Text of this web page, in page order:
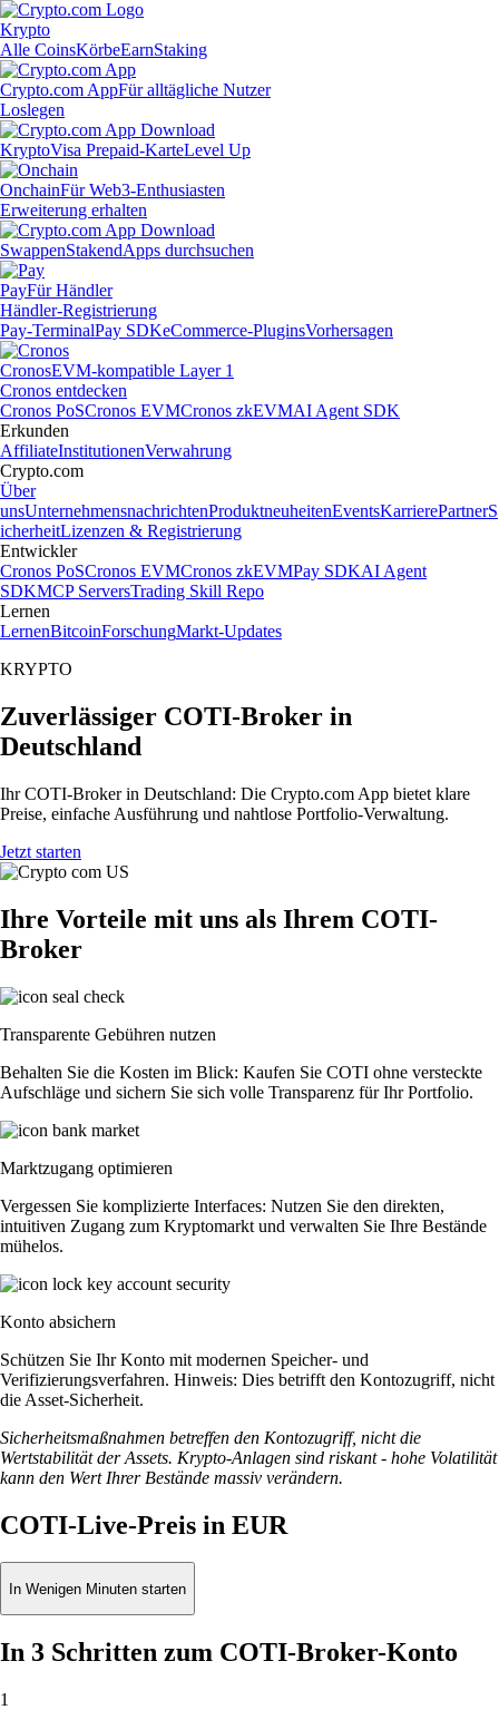
Krypto
Alle CoinsKörbeEarnStaking
Crypto.com AppFür alltägliche Nutzer
Loslegen
KryptoVisa Prepaid-KarteLevel Up
OnchainFür Web3-Enthusiasten
Erweiterung erhalten
SwappenStakendApps durchsuchen
PayFür Händler
Händler-Registrierung
Pay-TerminalPay SDKeCommerce-PluginsVorhersagen
CronosEVM-kompatible Layer 1
Cronos entdecken
Cronos PoSCronos EVMCronos zkEVMAI Agent SDK
Erkunden
AffiliateInstitutionenVerwahrung
Crypto.com
Über
unsUnternehmensnachrichtenProduktneuheitenEventsKarrierePartnerS
icherheitLizenzen & Registrierung
Entwickler
Cronos PoSCronos EVMCronos zkEVMPay SDKAI Agent
SDKMCP ServersTrading Skill Repo
Lernen
LernenBitcoinForschungMarkt-Updates
KRYPTO
Zuverlässiger COTI-Broker in
Deutschland
Ihr COTI-Broker in Deutschland: Die Crypto.com App bietet klare
Preise, einfache Ausführung und nahtlose Portfolio-Verwaltung.
Jetzt starten
Ihre Vorteile mit uns als Ihrem COTI-
Broker
Transparente Gebühren nutzen
Behalten Sie die Kosten im Blick: Kaufen Sie COTI ohne versteckte
Aufschläge und sichern Sie sich volle Transparenz für Ihr Portfolio.
Marktzugang optimieren
Vergessen Sie komplizierte Interfaces: Nutzen Sie den direkten,
intuitiven Zugang zum Kryptomarkt und verwalten Sie Ihre Bestände
mühelos.
Konto absichern
Schützen Sie Ihr Konto mit modernen Speicher- und
Verifizierungsverfahren. Hinweis: Dies betrifft den Kontozugriff, nicht
die Asset-Sicherheit.
Sicherheitsmaßnahmen betreffen den Kontozugriff, nicht die
Wertstabilität der Assets. Krypto-Anlagen sind riskant - hohe Volatilität
kann den Wert Ihrer Bestände massiv verändern.
COTI-Live-Preis in EUR
In Wenigen Minuten starten
In 3 Schritten zum COTI-Broker-Konto
1